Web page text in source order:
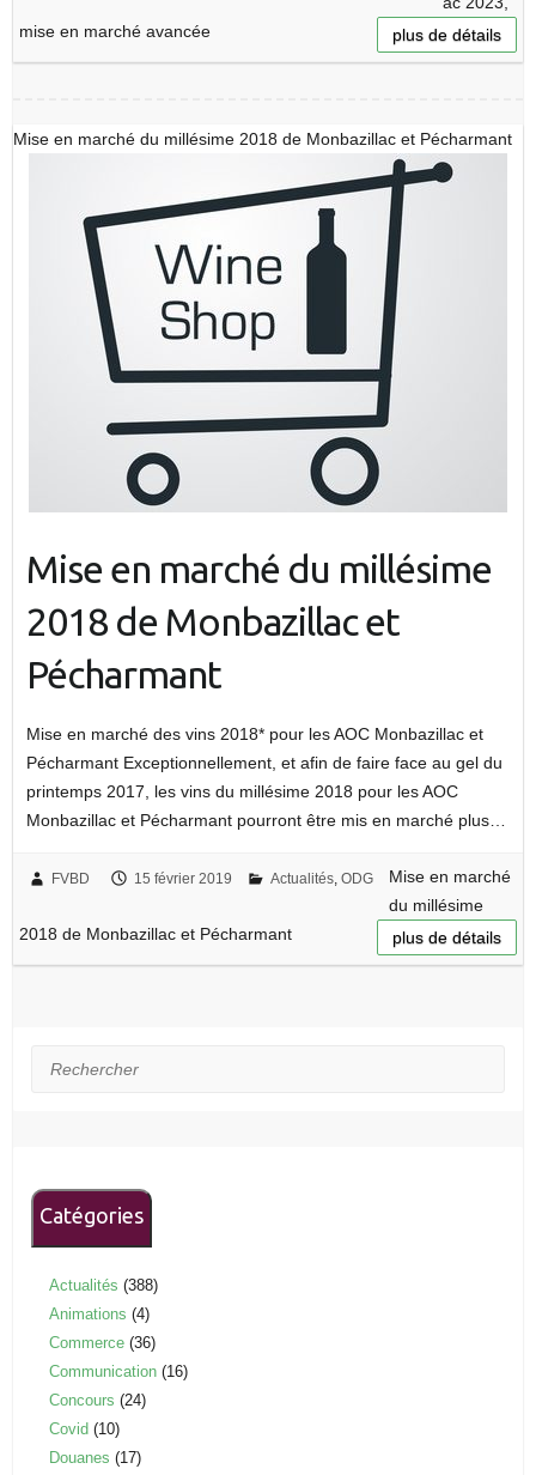
mise en marché avancée
plus de détails
Mise en marché du millésime 2018 de Monbazillac et Pécharmant
Mise en marché du millésime
2018 de Monbazillac et
Pécharmant
Mise en marché des vins 2018* pour les AOC Monbazillac et
Pécharmant Exceptionnellement, et afin de faire face au gel du
printemps 2017, les vins du millésime 2018 pour les AOC
Monbazillac et Pécharmant pourront être mis en marché plus…
FVBD 15 février 2019 Actualités, ODG
Mise en marché
du millésime
2018 de Monbazillac et Pécharmant
plus de détails
Rechercher
Catégories
Actualités (388)
Animations (4)
Commerce (36)
Communication (16)
Concours (24)
Covid (10)
Douanes (17)